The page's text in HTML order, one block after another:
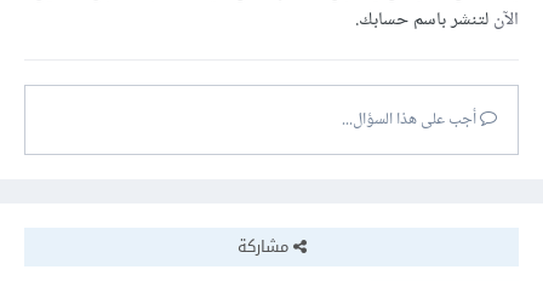
الآنلتنشر باسم حسابك.
أجب على هذا السؤال...
مشاركة